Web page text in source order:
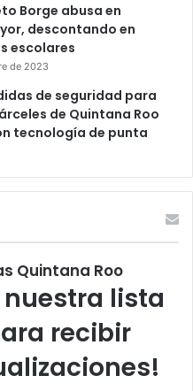
Borge abusa en
descontando en
escolares
de 2023
de seguridad para
de Quintana Roo
tecnología de punta
Quintana Roo
lista
recibir